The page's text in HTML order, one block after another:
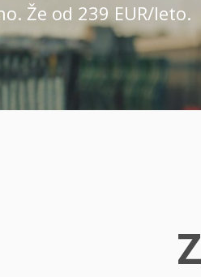
Že od 239 EUR/leto.